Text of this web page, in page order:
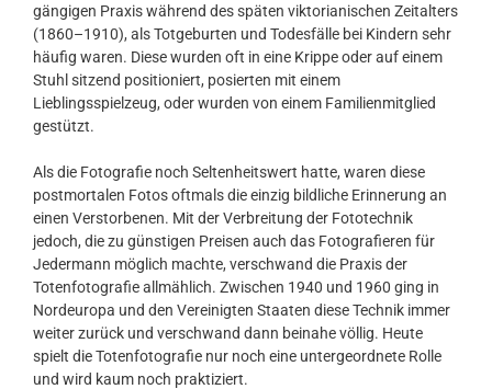
gängigen Praxis während des späten viktorianischen Zeitalters
(1860–1910), als Totgeburten und Todesfälle bei Kindern sehr
häufig waren. Diese wurden oft in eine Krippe oder auf einem
Stuhl sitzend positioniert, posierten mit einem
Lieblingsspielzeug, oder wurden von einem Familienmitglied
gestützt.
Als die Fotografie noch Seltenheitswert hatte, waren diese
postmortalen Fotos oftmals die einzig bildliche Erinnerung an
einen Verstorbenen. Mit der Verbreitung der Fototechnik
jedoch, die zu günstigen Preisen auch das Fotografieren für
Jedermann möglich machte, verschwand die Praxis der
Totenfotografie allmählich. Zwischen 1940 und 1960 ging in
Nordeuropa und den Vereinigten Staaten diese Technik immer
weiter zurück und verschwand dann beinahe völlig. Heute
spielt die Totenfotografie nur noch eine untergeordnete Rolle
und wird kaum noch praktiziert.